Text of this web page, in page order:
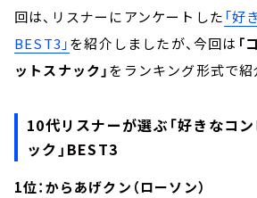
回は、リスナーにアンケートした 「
BEST3」を紹介しましたが、今回は 「
ットスナック」をランキング形式で紹
10代リスナーが選ぶ「好きなコ
ック」BEST3
1位：からあげクン（ローソン）